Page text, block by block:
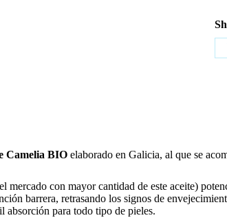
Camelia BIO elaborado en Galicia, al que se
mercado con mayor cantidad de este aceite)
barrera, retrasando los signos de
para todo tipo de pieles.